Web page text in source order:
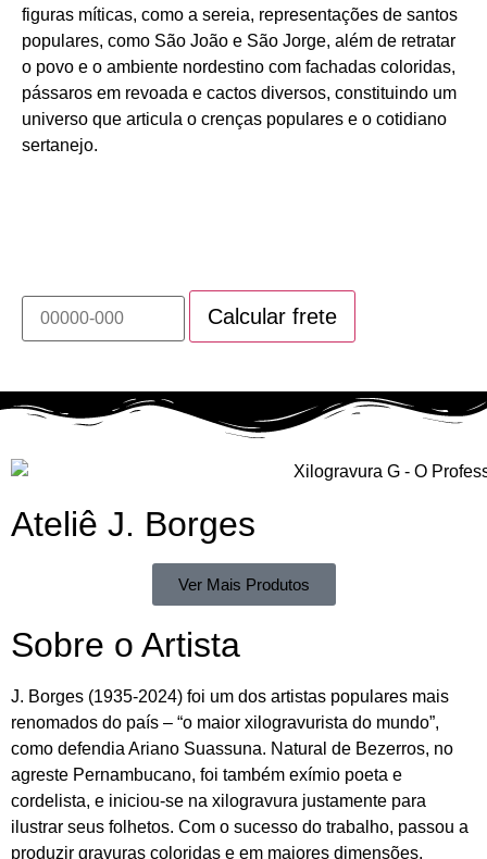
figuras míticas, como a sereia, representações de santos
populares, como São João e São Jorge, além de retratar
o povo e o ambiente nordestino com fachadas coloridas,
pássaros em revoada e cactos diversos, constituindo um
universo que articula o crenças populares e o cotidiano
sertanejo.
Ateliê J. Borges
Ver Mais Produtos
Sobre o Artista
J. Borges (1935-2024) foi um dos artistas populares mais
renomados do país – “o maior xilogravurista do mundo”,
como defendia Ariano Suassuna. Natural de Bezerros, no
agreste Pernambucano, foi também exímio poeta e
cordelista, e iniciou-se na xilogravura justamente para
ilustrar seus folhetos. Com o sucesso do trabalho, passou a
produzir gravuras coloridas e em maiores dimensões,